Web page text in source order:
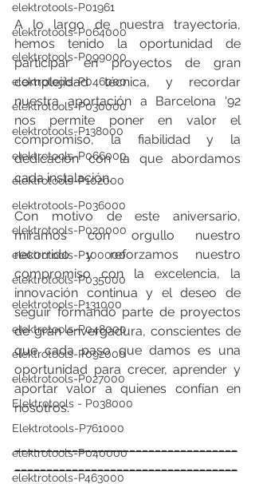
elektrotools-P01961
elektrotools-P064000
elektrotools-P099000
elektrotools-P046000
elektrotools-P030000
elektrotools-P138000
elektrotools-P066000
elektrotools-P102000
elektrotools-P036000
elektrotools-P020000
elektrotools-P100000
elektrotools-P035000
elektrotools-P131000
elektrotools-P048000
elektrotools-P092000
elektrotools-P027000
Elektrotools - P038000
Elektrotools-P761000
elektrotools-P040000
elektrotools-P463000
A lo largo de nuestra trayectoria,
hemos tenido la oportunidad de
participar en proyectos de gran
complejidad técnica, y recordar
nuestra aportación a Barcelona ‘92
nos permite poner en valor el
compromiso, la fiabilidad y la
dedicación con la que abordamos
cada instalación.
Con motivo de este aniversario,
miramos con orgullo nuestro
recorrido y reforzamos nuestro
compromiso con la excelencia, la
innovación continua y el deseo de
seguir formando parte de proyectos
de gran envergadura, conscientes de
que cada paso que damos es una
oportunidad para crecer, aprender y
aportar valor a quienes confían en
nosotros.
___________________________________